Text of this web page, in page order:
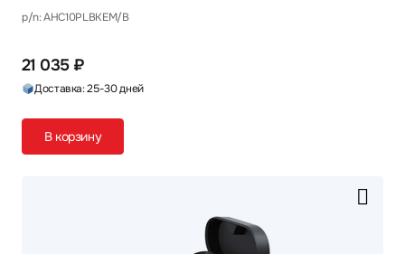
p/n: AHC10PLBKEM/B
21 035 ₽
Доставка: 25-30 дней
В корзину